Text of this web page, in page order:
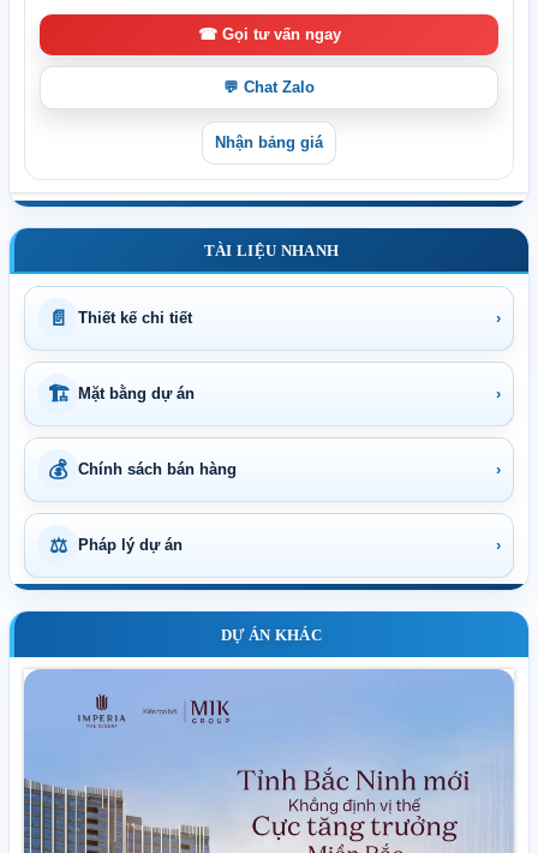
☎ Gọi tư vấn ngay
💬 Chat Zalo
Nhận bảng giá
TÀI LIỆU NHANH
📄 Thiết kế chi tiết ›
🏗 Mặt bằng dự án ›
💰 Chính sách bán hàng ›
⚖ Pháp lý dự án ›
DỰ ÁN KHÁC